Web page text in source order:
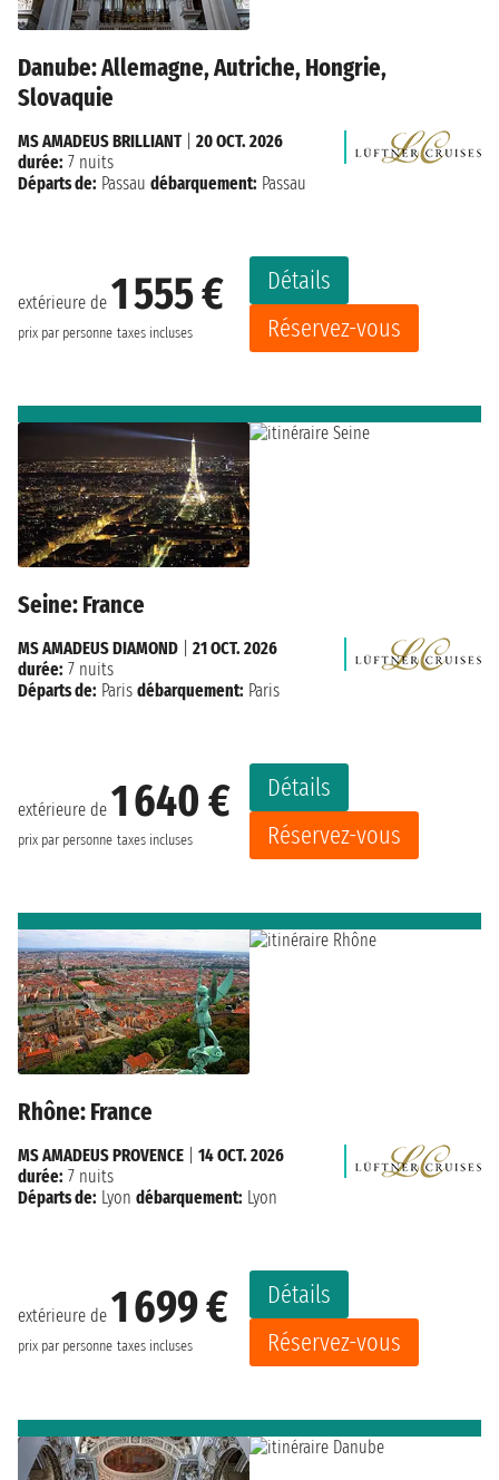
Danube: Allemagne, Autriche, Hongrie,
Slovaquie
extérieure de 1 555 €
prix par personne taxes incluses
Détails
Réservez-vous
MS AMADEUS BRILLIANT| 20 OCT. 2026
durée: 7 nuits
Départs de: Passau débarquement: Passau
Seine: France
extérieure de 1 640 €
prix par personne taxes incluses
Détails
Réservez-vous
MS AMADEUS DIAMOND
21 OCT. 2026
durée: 7 nuits
Départs de: Paris débarquement: Paris
Rhône: France
extérieure de 1 699 €
prix par personne taxes incluses
Détails
Réservez-vous
MS AMADEUS PROVENCE
14 OCT. 2026
durée: 7 nuits
Départs de: Lyon débarquement: Lyon